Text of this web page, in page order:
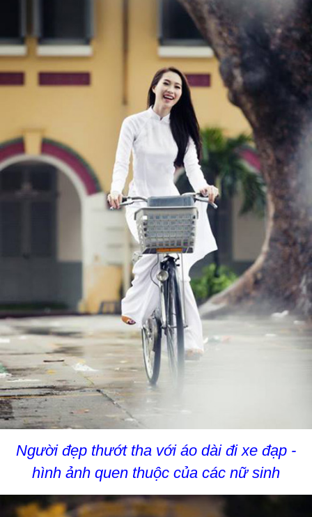
Người đẹp thướt tha với áo dài đi xe đạp -
hình ảnh quen thuộc của các nữ sinh